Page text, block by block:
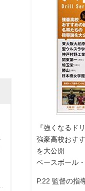
『強くなるド
強豪高校おす
を大公開
ベースボール
P.22 監督の指